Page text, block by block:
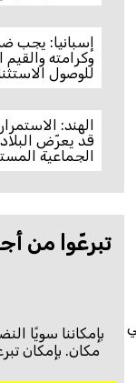
إسبانيا: يجب
وكرامته
للوصول
الهند:
قد يعرّض البلاد
الجماعية
تبرعّوا من
بإمكاننا سويًا
مكان. بإمكان